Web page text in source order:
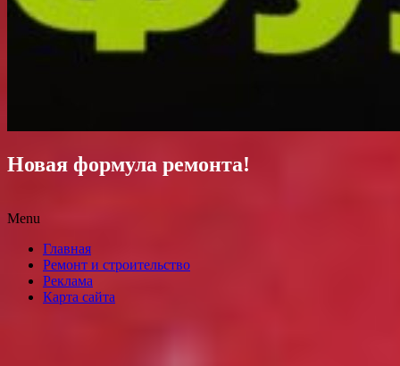
Новая формула ремонта!
Menu
content
Главная
Ремонт и строительство
Реклама
Карта сайта